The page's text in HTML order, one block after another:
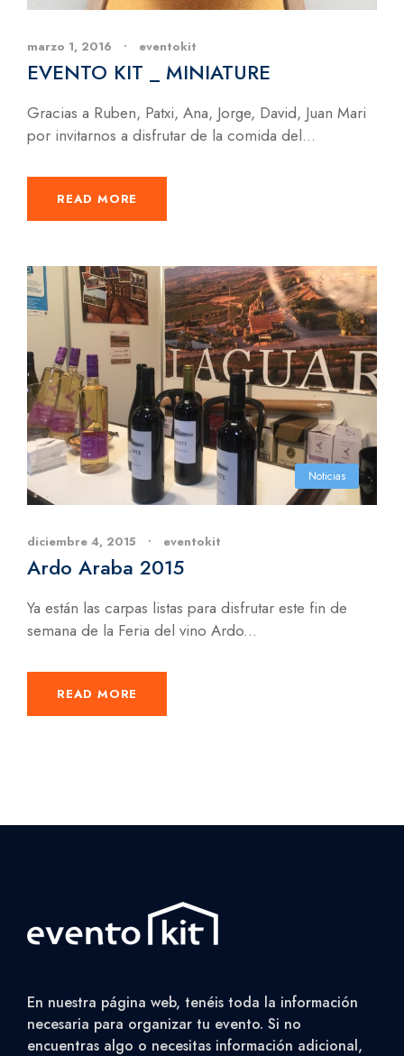
marzo 1, 2016 • eventokit
EVENTO KIT _ MINIATURE
Gracias a Ruben, Patxi, Ana, Jorge, David, Juan Mari
por invitarnos a disfrutar de la comida del...
READ MORE
Noticias
diciembre 4, 2015 • eventokit
Ardo Araba 2015
Ya están las carpas listas para disfrutar este fin de
semana de la Feria del vino Ardo...
READ MORE
En nuestra página web, tenéis toda la información
necesaria para organizar tu evento. Si no
encuentras algo o necesitas información adicional,